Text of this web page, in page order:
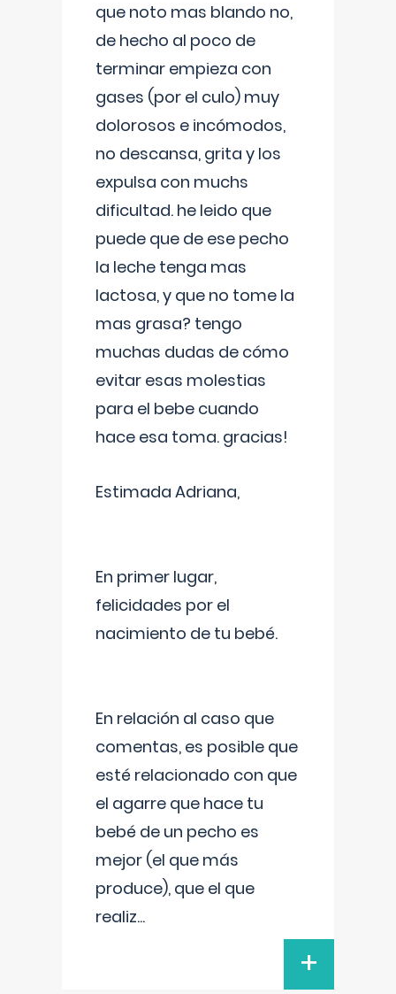
que noto mas blando no,
de hecho al poco de
terminar empieza con
gases (por el culo) muy
dolorosos e incómodos,
no descansa, grita y los
expulsa con muchs
dificultad. he leido que
puede que de ese pecho
la leche tenga mas
lactosa, y que no tome la
mas grasa? tengo
muchas dudas de cómo
evitar esas molestias
para el bebe cuando
hace esa toma. gracias!
Estimada Adriana,
En primer lugar,
felicidades por el
nacimiento de tu bebé.
En relación al caso que
comentas, es posible que
esté relacionado con que
el agarre que hace tu
bebé de un pecho es
mejor (el que más
produce), que el que
realiz...
+